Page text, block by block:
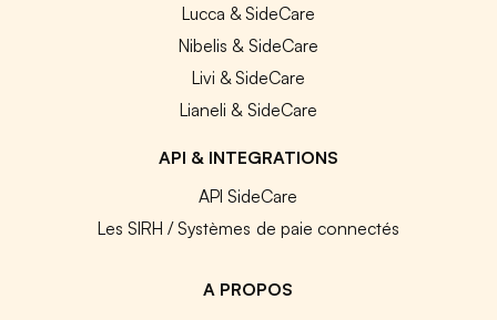
Lucca & SideCare
Nibelis & SideCare
Livi & SideCare
Lianeli & SideCare
API & INTEGRATIONS
API SideCare
Les SIRH / Systèmes de paie connectés
A PROPOS